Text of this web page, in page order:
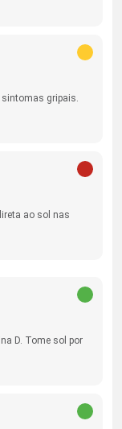
sintomas gripais.
ao sol nas
D. Tome sol por